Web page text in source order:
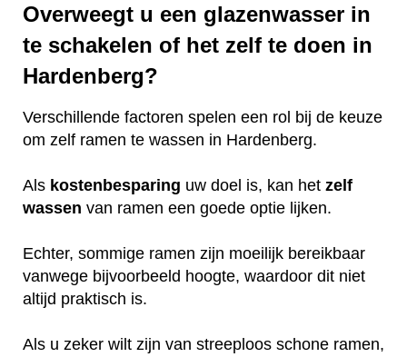
Overweegt u een glazenwasser in
te schakelen of het zelf te doen in
Hardenberg?
Verschillende factoren spelen een rol bij de keuze
om zelf ramen te wassen in Hardenberg.
Als kostenbesparing uw doel is, kan het zelf
wassen van ramen een goede optie lijken.
Echter, sommige ramen zijn moeilijk bereikbaar
vanwege bijvoorbeeld hoogte, waardoor dit niet
altijd praktisch is.
Als u zeker wilt zijn van streeploos schone ramen,